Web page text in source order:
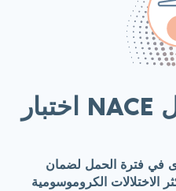
اختبار NACE غير الجراحي قبل
في فترة الحمل لضمان
الاختلالات الكروموسومية